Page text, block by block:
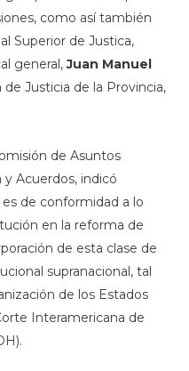
como así también
Superior de Justica,
general,Juan Manuel
Justicia de la Provincia,
de Asuntos
y Acuerdos, indicó
de conformidad a lo
en la reforma de
de esta clase de
supranacional, tal
de los Estados
Interamericana de